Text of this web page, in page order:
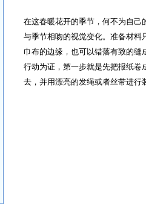
在这春暖花开的季节，何不为自己
与季节相吻的视觉变化。准备材料
巾布的边缘，也可以错落有致的
行动为证，第一步就是先把报纸卷
去，并用漂亮的发绳或者丝带进行